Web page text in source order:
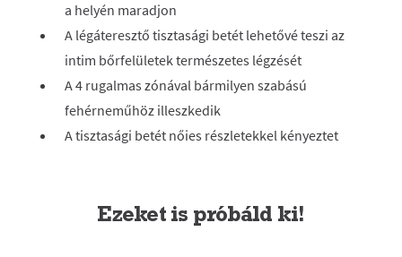
a helyén maradjon
A légáteresztő tisztasági betét lehetővé teszi az
intim bőrfelületek természetes légzését
A 4 rugalmas zónával bármilyen szabású
fehérneműhöz illeszkedik
A tisztasági betét nőies részletekkel kényeztet
Ezeket is próbáld ki!